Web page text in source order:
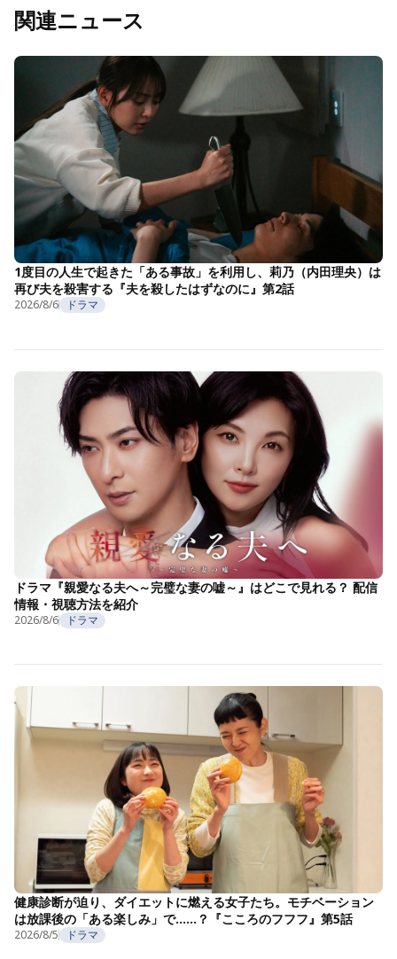
関連ニュース
1度目の人生で起きた「ある事故」を利用し、莉乃（内田理央）は
再び夫を殺害する『夫を殺したはずなのに』第2話
2026/8/6 ドラマ
ドラマ『親愛なる夫へ～完璧な妻の嘘～』はどこで見れる？ 配信
情報・視聴方法を紹介
2026/8/6 ドラマ
健康診断が迫り、ダイエットに燃える女子たち。モチベーション
は放課後の「ある楽しみ」で……？『こころのフフフ』第5話
2026/8/5 ドラマ